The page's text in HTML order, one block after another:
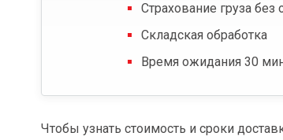
Страхование груза
Складская обработка
Время ожидания 30
Чтобы узнать стоимость и сроки